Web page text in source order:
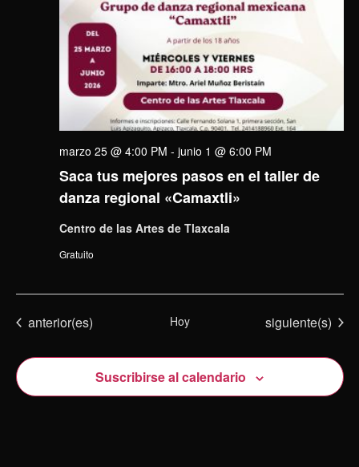
Saca tus mejores pasos en el taller de
danza regional «Camaxtli»
marzo 25 @ 4:00 PM - junio 1 @ 6:00 PM
Centro de las Artes de Tlaxcala
Gratuito
Eventos
anterior(es) Hoy Eventos
siguiente(s)
Suscribirse al calendario